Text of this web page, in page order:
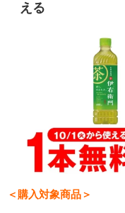
える
＜購入対象商品＞